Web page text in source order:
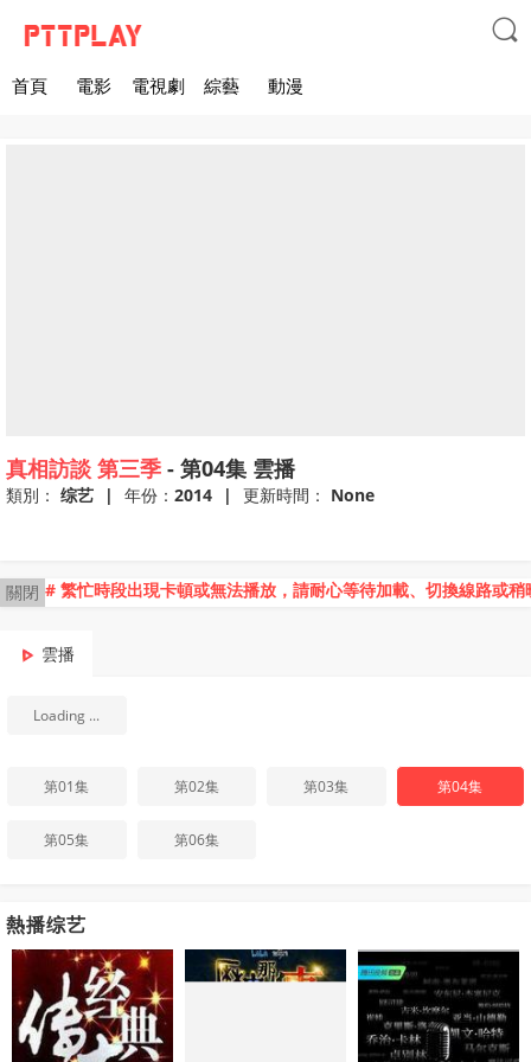

首頁 電影 電視劇 綜藝 動漫
真相訪談 第三季 - 第04集 雲播
類別： 综艺 | 年份： 2014 | 更新時間： None
關閉 # 繁忙時段出現卡頓或無法播放，請耐心等待加載、切換線路或稍
雲播
Loading ...
第01集 第02集 第03集 第04集
第05集 第06集
熱播综艺